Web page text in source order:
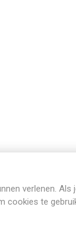
verlenen. Als
cookies te